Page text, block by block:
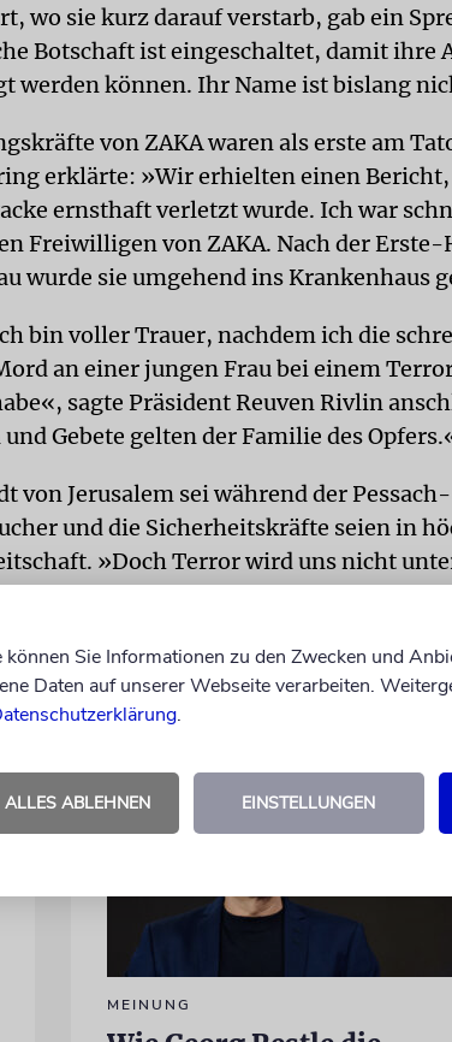
wo sie kurz darauf verstarb, gab ein
Botschaft ist eingeschaltet, damit ihre
werden können. Ihr Name ist bislang
von ZAKA waren als erste am
erklärte: »Wir erhielten einen
ernsthaft verletzt wurde. Ich war
Freiwilligen von ZAKA. Nach der
wurde sie umgehend ins Krankenhaus
bin voller Trauer, nachdem ich die
an einer jungen Frau bei einem
sagte Präsident Reuven Rivlin
und Gebete gelten der Familie des
von Jerusalem sei während der
und die Sicherheitskräfte seien in
»Doch Terror wird uns nicht
MEINUNG
Sie Informationen zu den Zwecken und
Daten auf unserer Webseite verarbeiten.
.
ALLES ABLEHNEN EINSTELLUNGEN